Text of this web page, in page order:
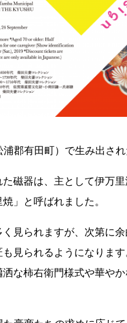
郡有田町）で生み出され
磁器は、主として伊万
」と呼ばれました。
見られますが、次第に
見られるようになりま
な柿右衛門様式や華や